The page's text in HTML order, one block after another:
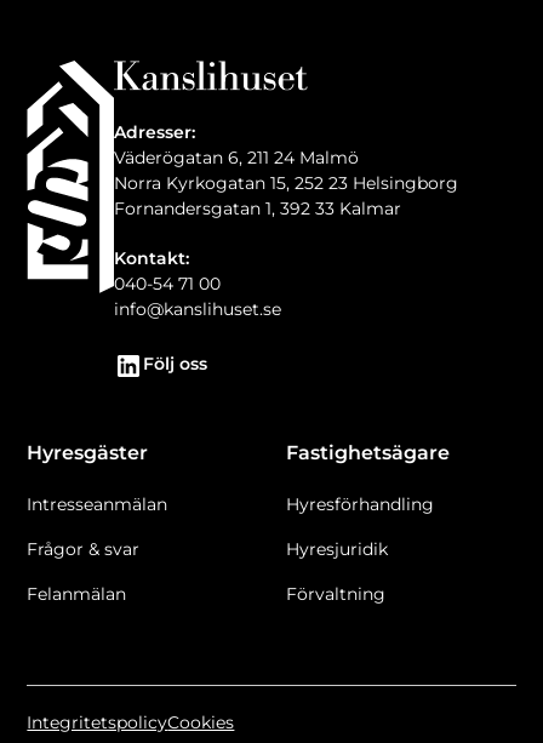
Adresser:
Väderögatan 6, 211 24 Malmö
Norra Kyrkogatan 15, 252 23 Helsingborg
Fornandersgatan 1, 392 33 Kalmar
Kontakt:
040-54 71 00
info@kanslihuset.se
Följ oss
Hyresgäster
Intresseanmälan
Frågor & svar
Felanmälan
Fastighetsägare
Hyresförhandling
Hyresjuridik
Förvaltning
IntegritetspolicyCookies